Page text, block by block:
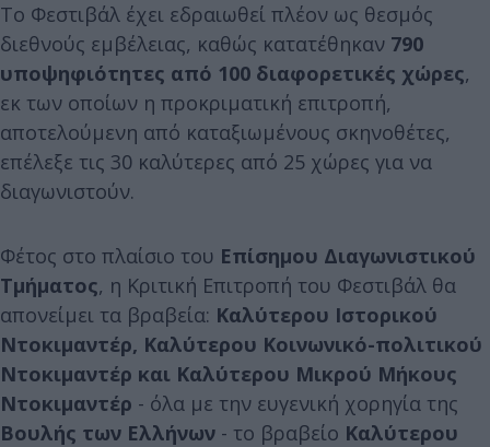
Το Φεστιβάλ έχει εδραιωθεί πλέον ως θεσμός
διεθνούς εμβέλειας, καθώς κατατέθηκαν 790
υποψηφιότητες από 100 διαφορετικές χώρες,
εκ των οποίων η προκριματική επιτροπή,
αποτελούμενη από καταξιωμένους σκηνοθέτες,
επέλεξε τις 30 καλύτερες από 25 χώρες για να
διαγωνιστούν.
Φέτος στο πλαίσιο του Επίσημου Διαγωνιστικού
Τμήματος, η Κριτική Επιτροπή του Φεστιβάλ θα
απονείμει τα βραβεία: Καλύτερου Ιστορικού
Ντοκιμαντέρ, Καλύτερου Κοινωνικό-πολιτικού
Ντοκιμαντέρ και Καλύτερου Μικρού Μήκους
Ντοκιμαντέρ - όλα με την ευγενική χορηγία της
Βουλής των Ελλήνων - το βραβείο Καλύτερου